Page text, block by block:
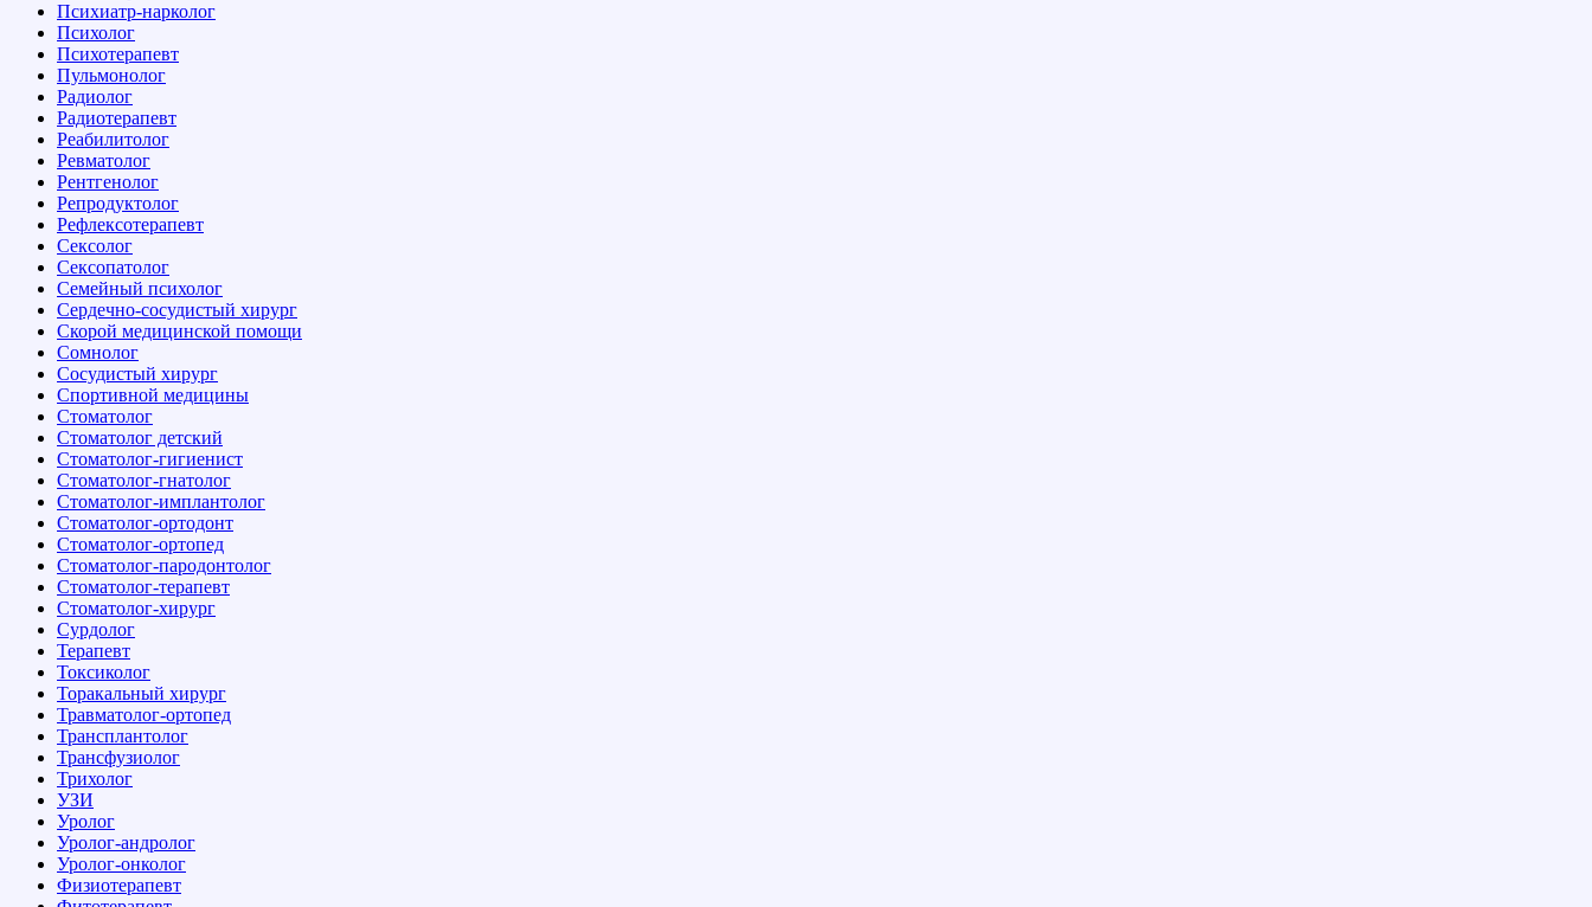
Психиатр-нарколог
Психолог
Психотерапевт
Пульмонолог
Радиолог
Радиотерапевт
Реабилитолог
Ревматолог
Рентгенолог
Репродуктолог
Рефлексотерапевт
Сексолог
Сексопатолог
Семейный психолог
Сердечно-сосудистый хирург
Скорой медицинской помощи
Сомнолог
Сосудистый хирург
Спортивной медицины
Стоматолог
Стоматолог детский
Стоматолог-гигиенист
Стоматолог-гнатолог
Стоматолог-имплантолог
Стоматолог-ортодонт
Стоматолог-ортопед
Стоматолог-пародонтолог
Стоматолог-терапевт
Стоматолог-хирург
Сурдолог
Терапевт
Токсиколог
Торакальный хирург
Травматолог-ортопед
Трансплантолог
Трансфузиолог
Трихолог
УЗИ
Уролог
Уролог-андролог
Уролог-онколог
Физиотерапевт